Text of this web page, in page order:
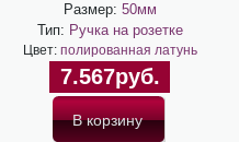
Размер: 50мм
Тип: Ручка на розетке
Цвет: полированная латунь
7.567руб.